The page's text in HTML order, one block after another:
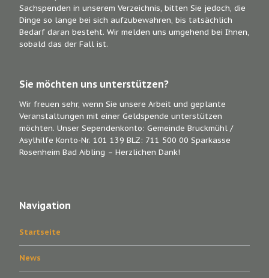
Sachspenden in unserem Verzeichnis, bitten Sie jedoch, die
Dinge so lange bei sich aufzubewahren, bis tatsächlich
Bedarf daran besteht. Wir melden uns umgehend bei Ihnen,
sobald das der Fall ist.
Sie möchten uns unterstützen?
Wir freuen sehr, wenn Sie unsere Arbeit und geplante
Veranstaltungen mit einer Geldspende unterstützen
möchten. Unser Sependenkonto: Gemeinde Bruckmühl /
Asylhilfe Konto-Nr. 101 139 BLZ: 711 500 00 Sparkasse
Rosenheim Bad Aibling – Herzlichen Dank!
Navigation
Startseite
News